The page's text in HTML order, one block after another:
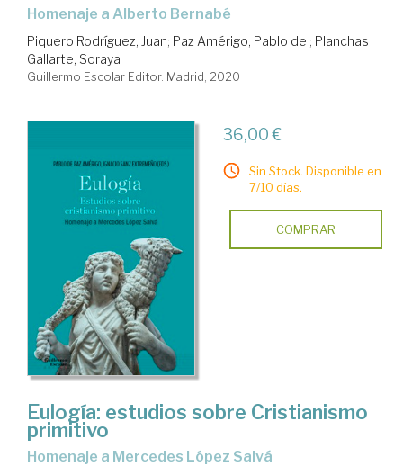
Homenaje a Alberto Bernabé
Piquero Rodríguez, Juan; Paz Amérigo, Pablo de ; Planchas
Gallarte, Soraya
Guillermo Escolar Editor. Madrid, 2020
36,00 €
Sin Stock. Disponible en
7/10 días.
COMPRAR
Eulogía: estudios sobre Cristianismo
primitivo
Homenaje a Mercedes López Salvá